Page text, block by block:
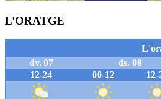
L’ORATGE